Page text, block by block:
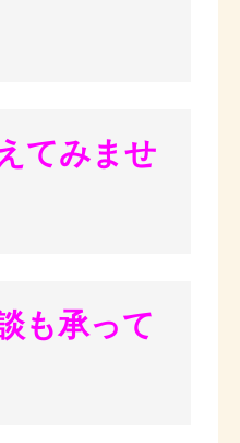
てみませ
も承って